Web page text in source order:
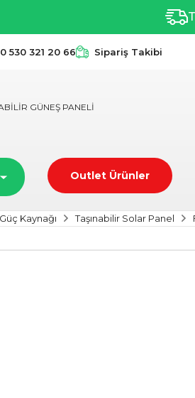
0 530 321 20 66 Sipariş Takibi
Outlet Ürünler
Kaynağı Taşınabilir Solar Panel